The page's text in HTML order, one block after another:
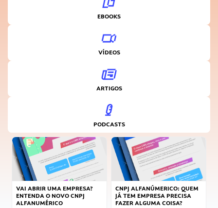
EBOOKS
VÍDEOS
ARTIGOS
PODCASTS
VAI ABRIR UMA EMPRESA?
ENTENDA O NOVO CNPJ
ALFANUMÉRICO
CNPJ ALFANÚMERICO: QUEM
JÁ TEM EMPRESA PRECISA
FAZER ALGUMA COISA?